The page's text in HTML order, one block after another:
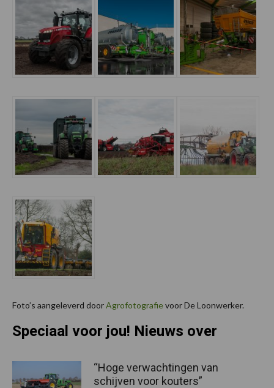
Foto’s aangeleverd doorAgrofotografievoor De Loonwerker.
Speciaal voor jou! Nieuws over
“Hoge verwachtingen van
schijven voor kouters”